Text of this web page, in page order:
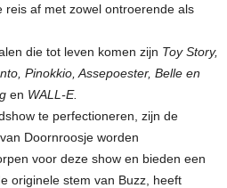
reis af met zowel ontroerende als
die tot leven komen zijn Toy Story,
Pinokkio, Assepoester, Belle en
en WALL-E.
te perfectioneren, zijn de
Doornroosje worden
voor deze show en bieden een
originele stem van Buzz, heeft